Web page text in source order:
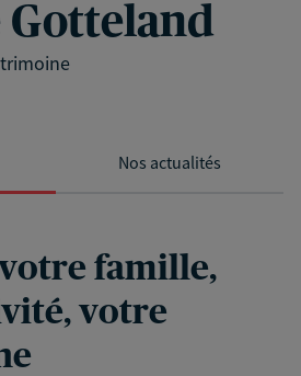
Nos actualités
famille,
votre